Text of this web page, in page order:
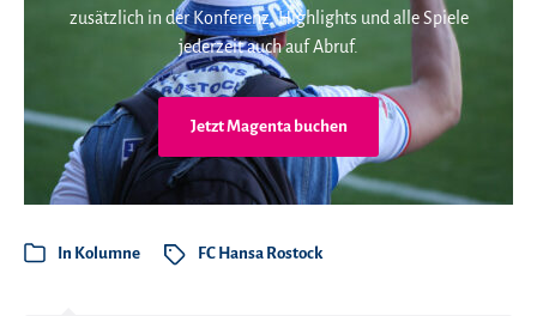
zusätzlich in der Konferenz. Highlights und alle Spiele
jederzeit auch auf Abruf.
Jetzt Magenta buchen
In Kolumne FC Hansa Rostock